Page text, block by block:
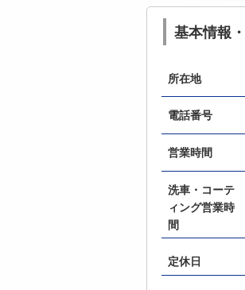
基本情報
所在地
電話番号
営業時間
洗車・コーテ
ィング営業時
間
定休日